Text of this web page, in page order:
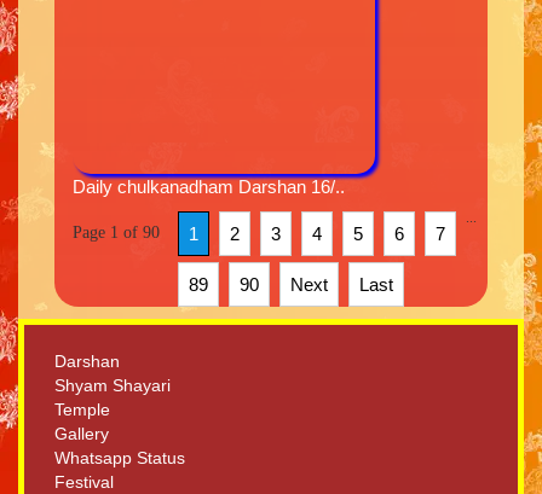
Daily chulkanadham Darshan 16/..
Page 1 of 90 1 2 3 4 5 6 7
89 90 Next Last
Darshan
Shyam Shayari
Temple
Gallery
Whatsapp Status
Festival